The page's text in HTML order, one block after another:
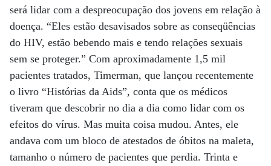
será lidar com a despreocupação dos jovens em relação à
doença. “Eles estão desavisados sobre as conseqüências
do HIV, estão bebendo mais e tendo relações sexuais
sem se proteger.” Com aproximadamente 1,5 mil
pacientes tratados, Timerman, que lançou recentemente
o livro “Histórias da Aids”, conta que os médicos
tiveram que descobrir no dia a dia como lidar com os
efeitos do vírus. Mas muita coisa mudou. Antes, ele
andava com um bloco de atestados de óbitos na maleta,
tamanho o número de pacientes que perdia. Trinta e